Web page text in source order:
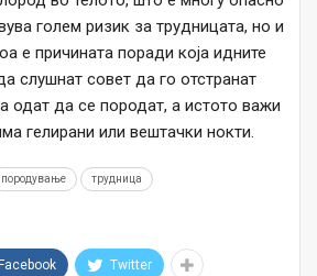
голем ризик за трудницата, но и
е причината поради која идните
слушнат совет да го отстранат
одат да се породат, а истото важи
гелирани или вештачки нокти.
породување трудница
Facebook Twitter